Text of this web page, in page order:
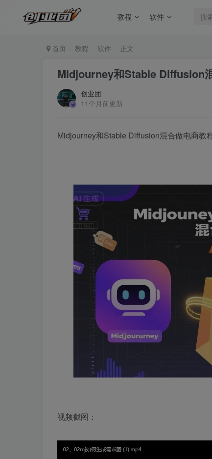
教程 软件
首页 教程 软件 正文
Midjourney和Stable Diffusion
创业团
11个月前更新
Midjourney和Stable Diffusion混合做电商教
视频截图：